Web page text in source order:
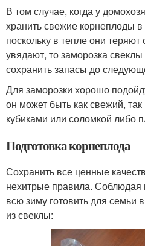
В том случае, когда у
хранить свежие корнеплоды
поскольку в тепле они
увядают, то заморозка
сохранить запасы до
Для заморозки хорошо
он может быть как свежий,
кубиками или соломкой либо
Подготовка корнеплода
Сохранить все ценные
нехитрые правила. Соблюдая
всю зиму готовить для семьи
из свеклы: